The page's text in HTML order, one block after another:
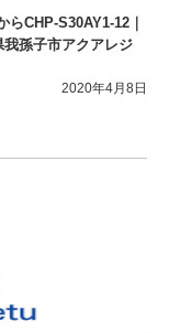
CHP-S30AY1-12｜
孫子市アクアレジ
2020年4月8日